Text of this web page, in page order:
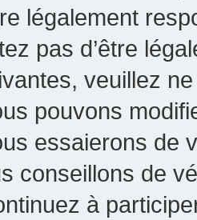
légalement
pas d’être
veuillez
pouvons
essaierons de
conseillons de
à